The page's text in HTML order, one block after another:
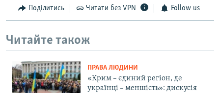
Поділитись Читати без VPN Follow us
Читайте також
ПРАВА ЛЮДИНИ
«Крим – єдиний регіон, де
українці – меншість»: дискусія